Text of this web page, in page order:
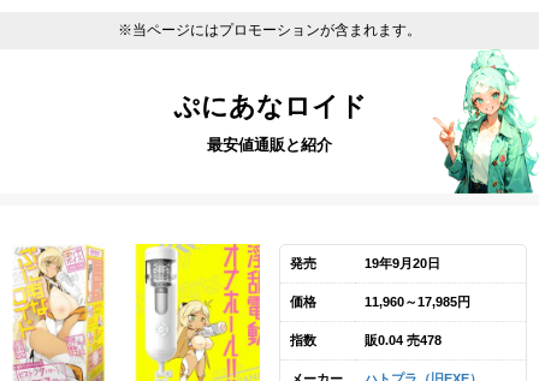
※当ページにはプロモーションが含まれます。
ぷにあなロイド
最安値通販と紹介
発売 19年9月20日
価格 11,960～17,985円
指数 販0.04 売478